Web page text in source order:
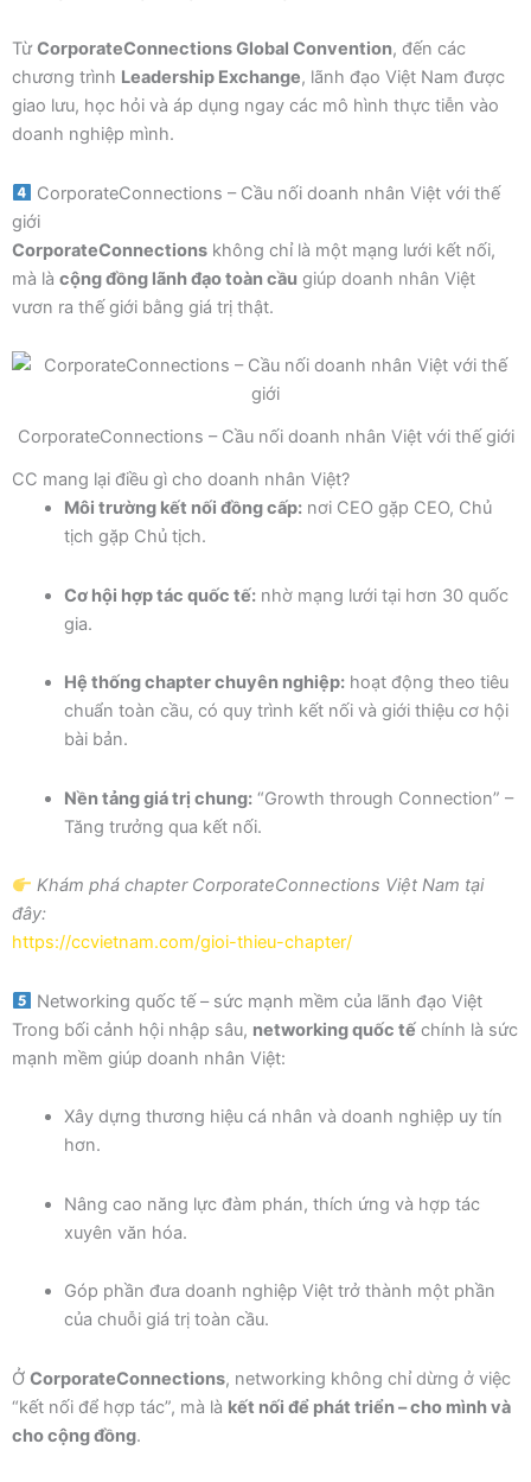
TừCorporateConnections Global Convention, đến các
chương trình Leadership Exchange, lãnh đạo Việt Nam được
giao lưu, học hỏi và áp dụng ngay các mô hình thực tiễn vào
doanh nghiệp mình.
CorporateConnections – Cầu nối doanh nhân Việt với thế
giới
CorporateConnections không chỉ là một mạng lưới kết nối,
mà là cộng đồng lãnh đạo toàn cầu giúp doanh nhân Việt
vươn ra thế giới bằng giá trị thật.
CorporateConnections – Cầu nối doanh nhân Việt với thế giới
CC mang lại điều gì cho doanh nhân Việt?
Môi trường kết nối đồng cấp:nơi CEO gặp CEO, Chủ
tịch gặp Chủ tịch.
Cơ hội hợp tác quốc tế:nhờ mạng lưới tại hơn 30 quốc
gia.
Hệ thống chapter chuyên nghiệp:hoạt động theo tiêu
chuẩn toàn cầu, có quy trình kết nối và giới thiệu cơ hội
bài bản.
Nền tảng giá trị chung:“Growth through Connection” –
Tăng trưởng qua kết nối.
Khám phá chapter CorporateConnections Việt Nam tại
đây:
https://ccvietnam.com/gioi-thieu-chapter/
Networking quốc tế – sức mạnh mềm của lãnh đạo Việt
Trong bối cảnh hội nhập sâu, networking quốc tế chính là sức
mạnh mềm giúp doanh nhân Việt:
Xây dựng thương hiệu cá nhân và doanh nghiệp uy tín
hơn.
Nâng cao năng lực đàm phán, thích ứng và hợp tác
xuyên văn hóa.
Góp phần đưa doanh nghiệp Việt trở thành một phần
của chuỗi giá trị toàn cầu.
Ở CorporateConnections, networking không chỉ dừng ở việc
“kết nối để hợp tác”, mà là kết nối để phát triển – cho mình và
cho cộng đồng.